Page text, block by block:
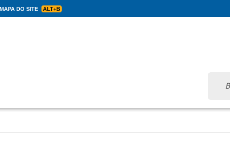
MAPA DO SITE ALT+B